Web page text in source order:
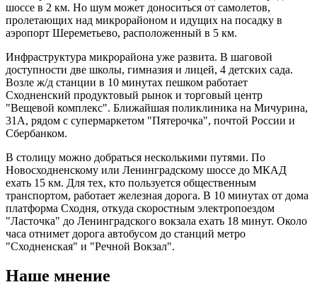
шоссе в 2 км. Но шум может доноситься от самолетов,
пролетающих над микрорайоном и идущих на посадку в
аэропорт Шереметьево, расположенный в 5 км.
Инфраструктура микрорайона уже развита. В шаговой
доступности две школы, гимназия и лицей, 4 детских сада.
Возле ж/д станции в 10 минутах пешком работает
Сходненский продуктовый рынок и торговый центр
"Вещевой комплекс". Ближайшая поликлиника на Мичурина,
31А, рядом с супермаркетом "Пятерочка", почтой России и
Сбербанком.
В столицу можно добраться несколькими путями. По
Новосходненскому или Ленинградскому шоссе до МКАД
ехать 15 км. Для тех, кто пользуется общественным
транспортом, работает железная дорога. В 10 минутах от дома
платформа Сходня, откуда скоростным электропоездом
"Ласточка" до Ленинградского вокзала ехать 18 минут. Около
часа отнимет дорога автобусом до станций метро
"Сходненская" и "Речной Вокзал".
Наше мнение